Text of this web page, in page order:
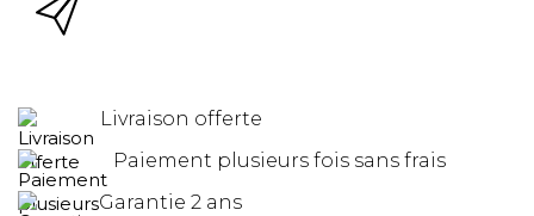
Livraison offerte
Paiement plusieurs fois sans frais
Garantie 2 ans